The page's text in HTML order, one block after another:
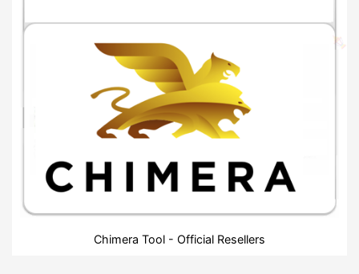
Chimera Tool - Official Resellers